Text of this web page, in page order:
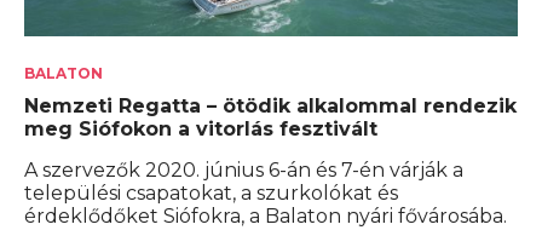
BALATON
Nemzeti Regatta – ötödik alkalommal rendezik
meg Siófokon a vitorlás fesztivált
A szervezők 2020. június 6-án és 7-én várják a
települési csapatokat, a szurkolókat és
érdeklődőket Siófokra, a Balaton nyári fővárosába.